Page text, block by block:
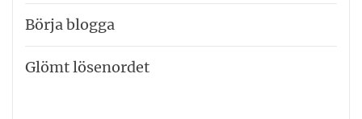
Börja blogga
Glömt lösenordet